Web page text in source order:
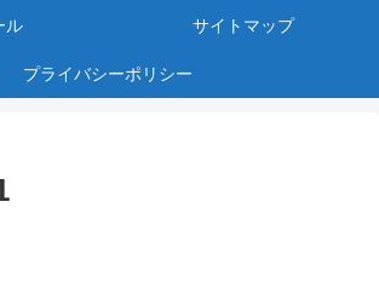
ル サイトマップ
プライバシーポリシー